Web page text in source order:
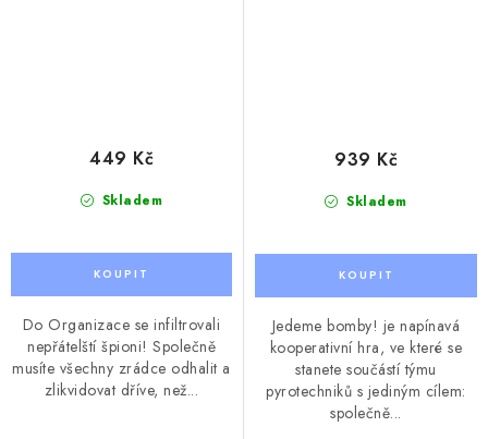
Skladem
449 Kč
Do Organizace se infiltrovali
nepřátelští špioni! Společně
musíte všechny zrádce odhalit a
zlikvidovat dříve, než...
Skladem
939 Kč
Jedeme bomby! je napínavá
kooperativní hra, ve které se
stanete součástí týmu
pyrotechniků s jediným cílem:
společně...